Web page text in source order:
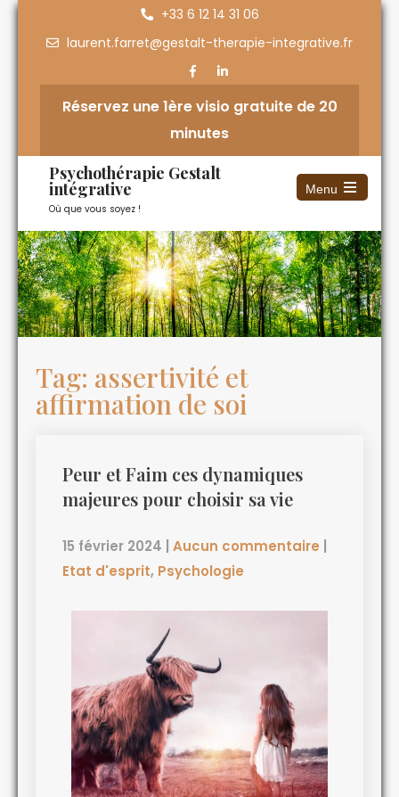
+33 6 12 14 31 06
laurent.farret@gestalt-therapie-integrative.fr
Réservez une 1ère visio gratuite de 20
minutes
Psychothérapie Gestalt
intégrative
Où que vous soyez !
Menu
Tag: assertivité et
affirmation de soi
Peur et Faim ces dynamiques
majeures pour choisir sa vie
15 février 2024 Aucun commentaire
Etat d'esprit, Psychologie